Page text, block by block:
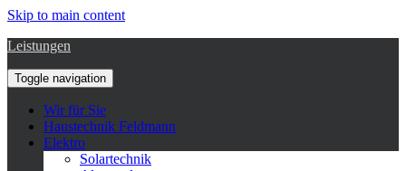
Skip to main content
Leistungen
Toggle navigation
Wir für Sie
Haustechnik Feldmann
Elektro
Solartechnik